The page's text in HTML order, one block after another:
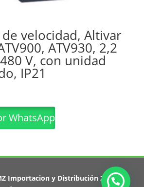
velocidad, Altivar
ATV930, 2,2
V, con unidad
IP21
WhatsApp
Importacion y Distribución 2026